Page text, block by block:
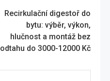
Recirkulační digestoř do
bytu: výběr, výkon,
hlučnost a montáž bez
odtahu do 3000-12000 Kč